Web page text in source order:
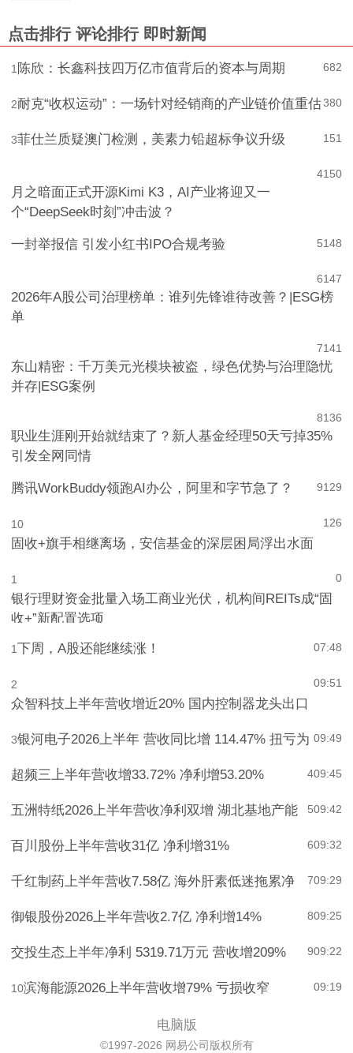
点击排行 评论排行 即时新闻
682
1 陈欣：长鑫科技四万亿市值背后的资本与周期
380
2耐克“收权运动”：一场针对经销商的产业链价值重估
151
3菲仕兰质疑澳门检测，美素力铅超标争议升级
150
4
月之暗面正式开源Kimi K3，AI产业将迎又一
个“DeepSeek时刻”冲击波？
148
5
一封举报信 引发小红书IPO合规考验
147
6
2026年A股公司治理榜单：谁列先锋谁待改善？|ESG榜
单
141
7
东山精密：千万美元光模块被盗，绿色优势与治理隐忧
并存|ESG案例
136
8
职业生涯刚开始就结束了？新人基金经理50天亏掉35%
引发全网同情
129
9
腾讯WorkBuddy领跑AI办公，阿里和字节急了？
126
10
固收+旗手相继离场，安信基金的深层困局浮出水面
0
1
银行理财资金批量入场工商业光伏，机构间REITs成“固
收+”新配置选项
07:48
1 下周，A股还能继续涨！
09:51
2
众智科技上半年营收增近20% 国内控制器龙头出口
09:49
3银河电子2026上半年 营收同比增 114.47% 扭亏为
09:45
4
超频三上半年营收增33.72% 净利增53.20%
09:42
5
五洲特纸2026上半年营收净利双增 湖北基地产能
09:32
6
百川股份上半年营收31亿 净利增31%
09:29
7
千红制药上半年营收7.58亿 海外肝素低迷拖累净
09:25
8
御银股份2026上半年营收2.7亿 净利增14%
09:22
9
交投生态上半年净利 5319.71万元 营收增209%
09:19
10滨海能源2026上半年营收增79% 亏损收窄
电脑版
©1997-2026 网易公司版权所有